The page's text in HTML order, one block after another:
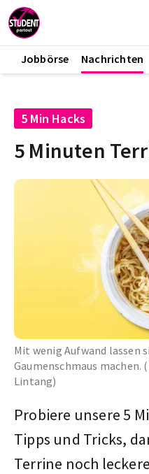
Jobbörse Nachrichten
5 Min Hacks
5 Minuten
Mit wenig Aufwand lassen
Gaumenschmaus
Lintang)
Probiere unsere 5
Tipps und Tricks,
Terrine noch